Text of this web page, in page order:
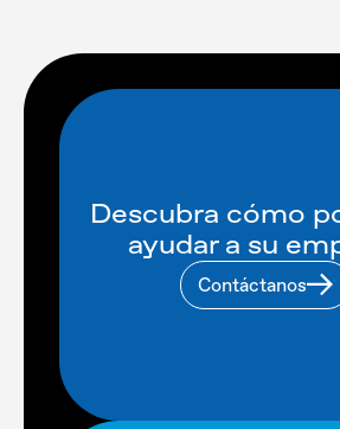
Descubra cómo
ayudar a su
Contáctanos